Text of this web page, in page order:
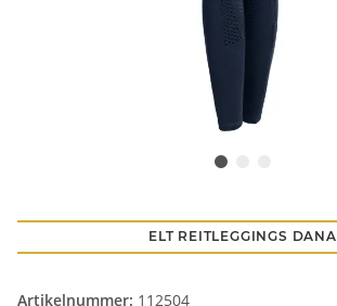
ELT REITLEGGINGS DANA
Artikelnummer: 112504